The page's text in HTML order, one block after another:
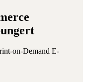
on-Demand E-